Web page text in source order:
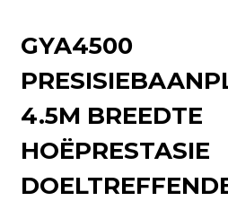
GYA4500
4.5M BREEDTE
HOËPRESTASIE